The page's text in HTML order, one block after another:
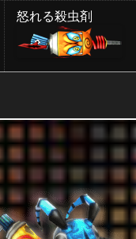
怒れる殺虫剤